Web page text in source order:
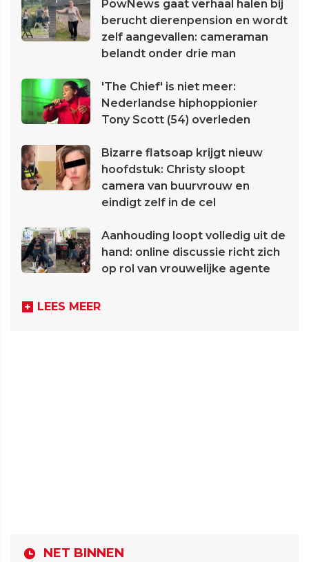
PowNews gaat verhaal halen bij
berucht dierenpension en wordt
zelf aangevallen: cameraman
belandt onder drie man
'The Chief' is niet meer:
Nederlandse hiphoppionier
Tony Scott (54) overleden
Bizarre flatsoap krijgt nieuw
hoofdstuk: Christy sloopt
camera van buurvrouw en
eindigt zelf in de cel
Aanhouding loopt volledig uit de
hand: online discussie richt zich
op rol van vrouwelijke agente
LEES MEER
NET BINNEN